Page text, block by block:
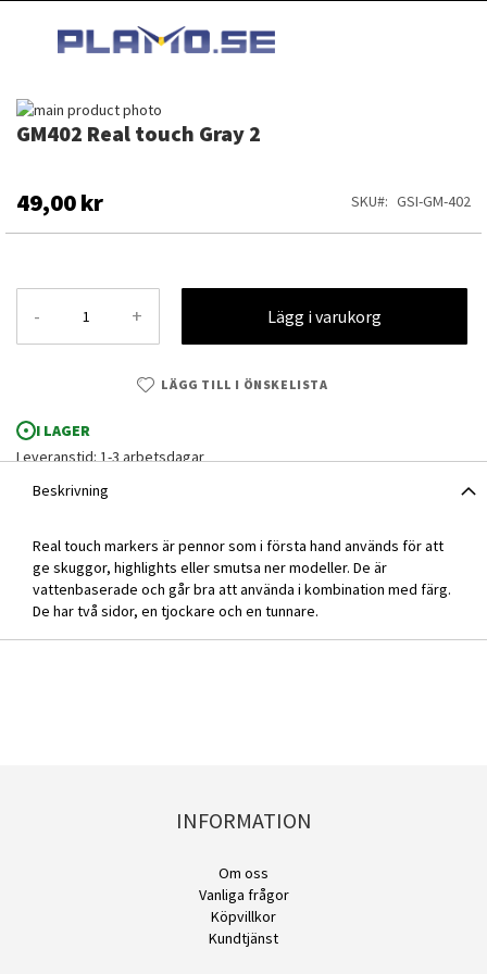
INNEHÅLLET
GM402 Real touch Gray 2
49,00 kr SKU GSI-GM-402
- + Lägg i varukorg
LÄGG TILL I ÖNSKELISTA
I LAGER
Leveranstid: 1-3 arbetsdagar
Hoppa
till
bildgalleriet
GM402 Real touch Gray 2
Hoppa
av
bildgalleriet
Beskrivning
Real touch markers är pennor som i första hand används för att
ge skuggor, highlights eller smutsa ner modeller. De är
vattenbaserade och går bra att använda i kombination med färg.
De har två sidor, en tjockare och en tunnare.
INFORMATION
Om oss
Vanliga frågor
Köpvillkor
Kundtjänst